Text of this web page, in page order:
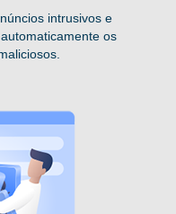
intrusivos e
os